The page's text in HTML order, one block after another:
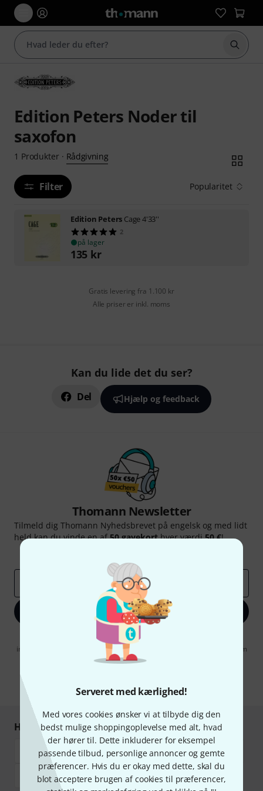
Serveret med kærlighed!
Med vores cookies ønsker vi at tilbyde dig den
bedst mulige shoppingoplevelse med alt, hvad
der hører til. Dette inkluderer for eksempel
passende tilbud, personlige annoncer og gemte
præferencer. Hvis du er okay med dette, skal du
blot acceptere brugen af cookies til præferencer,
Start
Edition Peters Noder til
saxofon
1 Produkter· Rådgivning
Filter Popularitet
Edition Peters Cage 4'33''
2
på lager
135 kr
Gratis levering fra 1.100 kr
Alle priser er inkl. moms
Kan du lide det du ser?
Del Hjælp og feedback
Thomann Newsletter
Tilmeld dig Thomann Nyhedsbrevet på engelsk og med lidt
held kan du vinde en af50 gavekorthver værdi50 €!
Tilmeld dig nu
Når jeg klikker på "Tilmeld dig nu", erklærer jeg mig samtidig
indforstået med at modtage e-mail-reklame. Dette tilsagn kan når som
helst trækkes tilbage. Find yderligere informationer i vores
* Obligatorisk felt
Handl og betal sikkert